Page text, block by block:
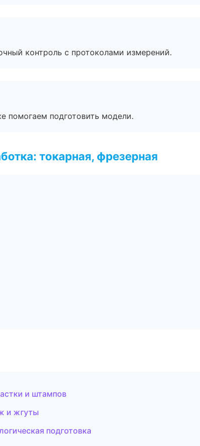
контроль с протоколами измерений.
помогаем подготовить модели.
токарная, фрезерная
и штампов
и жгуты
подготовка